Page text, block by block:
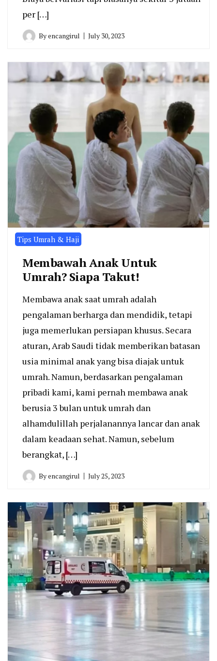
per […]
Byencangirul July 30, 2023
Tips Umrah & Haji
Membawah Anak Untuk
Umrah? Siapa Takut!
Membawa anak saat umrah adalah
pengalaman berharga dan mendidik, tetapi
juga memerlukan persiapan khusus. Secara
aturan, Arab Saudi tidak memberikan batasan
usia minimal anak yang bisa diajak untuk
umrah. Namun, berdasarkan pengalaman
pribadi kami, kami pernah membawa anak
berusia 3 bulan untuk umrah dan
alhamdulillah perjalanannya lancar dan anak
dalam keadaan sehat. Namun, sebelum
berangkat, […]
Byencangirul July 25, 2023